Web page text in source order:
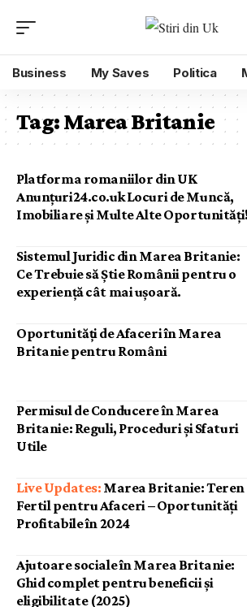
Business My Saves Politica
Tag:Marea Britanie
Platforma romaniilor din UK
Anunțuri24.co.uk Locuri de Muncă,
Imobiliare și Multe Alte Oportunități!
Sistemul Juridic din Marea Britanie:
Ce Trebuie să Știe Românii pentru o
experiență cât mai ușoară.
Oportunități de Afaceri în Marea
Britanie pentru Români
Permisul de Conducere în Marea
Britanie: Reguli, Proceduri și Sfaturi
Utile
Marea Britanie: Teren
Fertil pentru Afaceri – Oportunități
Profitabile în 2024
Ajutoare sociale în Marea Britanie:
Ghid complet pentru beneficii și
eligibilitate (2025)